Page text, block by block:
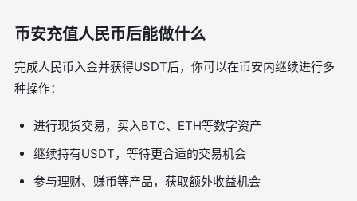
币安充值人民币后能做什么
完成人民币入金并获得USDT后，你可以在币安内继续进行多
种操作：
进行现货交易，买入BTC、ETH等数字资产
继续持有USDT，等待更合适的交易机会
参与理财、赚币等产品，获取额外收益机会